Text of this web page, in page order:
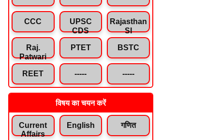
CCC
UPSC
CDS
Rajasthan
SI
Raj.
Patwari
PTET BSTC
REET ----- -----
विषय का चयन करें
Current
Affairs
English गणित